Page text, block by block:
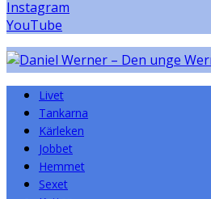
Instagram
YouTube
Livet
Tankarna
Kärleken
Jobbet
Hemmet
Sexet